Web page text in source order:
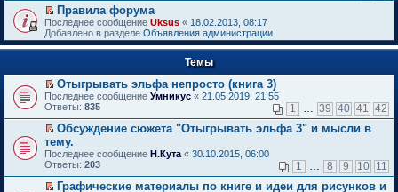
й
т
и
к
п
в
о
м
у
н
е
п
р
о
ч
и
П
е
р
е
т
и
к
п
р
о
м
у
н
е
Правила форума
Последнее сообщение Uksus « 18.02.2013, 08:17
Добавлено в разделе Объявления администрации
Темы
П
е
е
й
т
и
к
п
е
Отыгрывать эльфа непросто (книга 3)
Последнее сообщение Умникус « 21.05.2019, 21:55
Ответы: 835 1 39 40 41 42
П
е
р
е
й
Обсуждение сюжета "Отыгрывать эльфа 3" и мысли в
тему.
Последнее сообщение Н.Кута « 30.10.2015, 06:00
Ответы: 203 1 8 9 10 11
Графические материалы по книге и идеи для рисунков и